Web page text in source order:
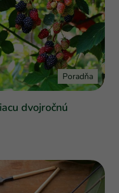
Poradňa
dvojročnú